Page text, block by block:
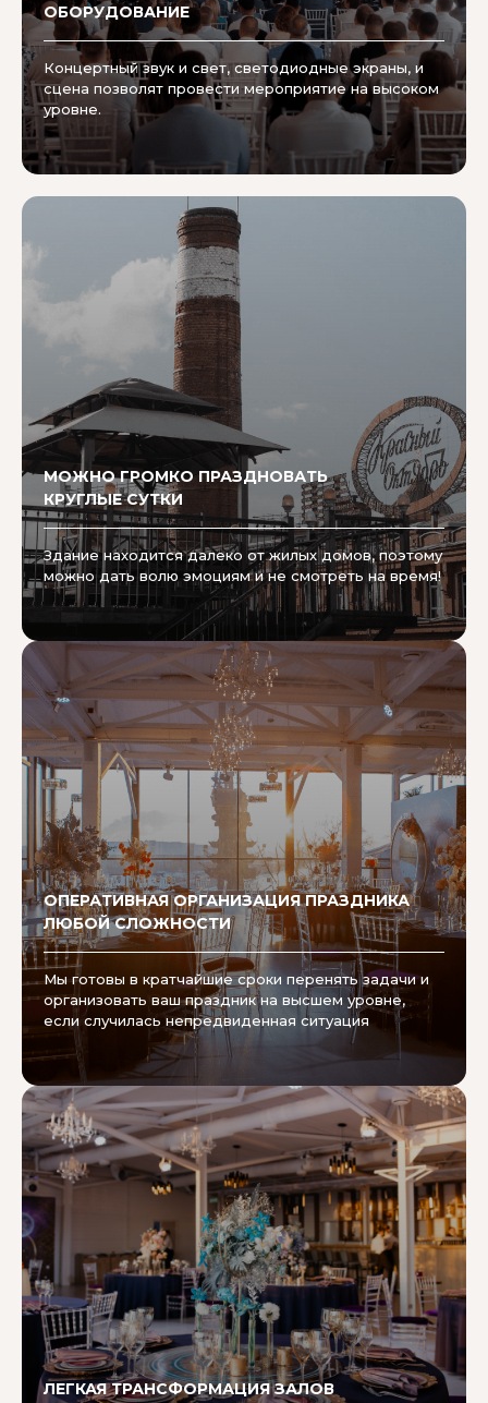
ОБОРУДОВАНИЕ
Концертный звук и свет, светодиодные экраны, и
сцена позволят провести мероприятие на высоком
уровне.
МОЖНО ГРОМКО ПРАЗДНОВАТЬ
КРУГЛЫЕ СУТКИ
Здание находится далеко от жилых домов, поэтому
можно дать волю эмоциям и не смотреть на время!
ОПЕРАТИВНАЯ ОРГАНИЗАЦИЯ ПРАЗДНИКА
ЛЮБОЙ СЛОЖНОСТИ
Мы готовы в кратчайшие сроки перенять задачи и
организовать ваш праздник на высшем уровне,
если случилась непредвиденная ситуация
ЛЕГКАЯ ТРАНСФОРМАЦИЯ ЗАЛОВ